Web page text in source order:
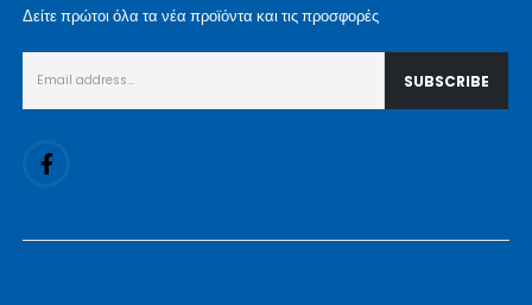
Δείτε πρώτοι όλα τα νέα προϊόντα και τις προσφορές